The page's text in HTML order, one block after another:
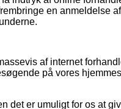
en anmeldelse
af internet
på vores
det er umuligt for os at